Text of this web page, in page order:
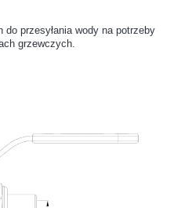
do przesyłania wody na potrzeby
grzewczych.